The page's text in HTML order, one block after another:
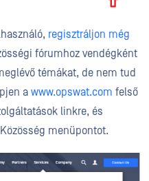
regisztráljon még
fórumhoz vendégként
témákat, de nem tud
a www.opswat.com felső
linkre, és
menüpontot.